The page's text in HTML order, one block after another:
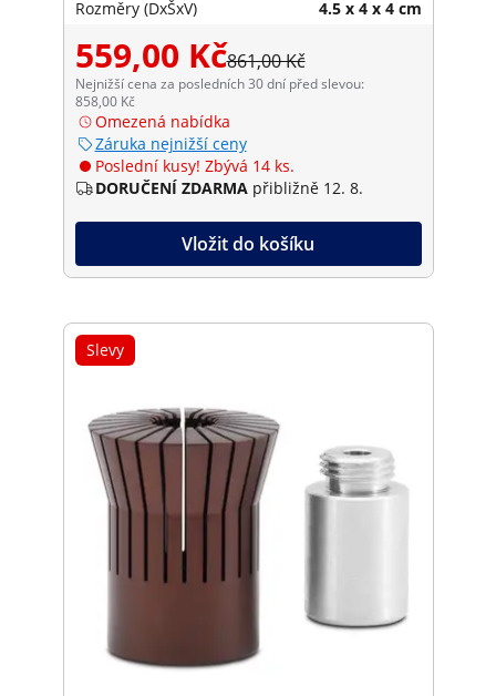
Rozměry (DxŠxV) 4.5 x 4 x 4 cm
559,00 Kč861,00 Kč
Nejnižší cena za posledních 30 dní před slevou:
858,00 Kč
Omezená nabídka
Záruka nejnižší ceny
Poslední kusy! Zbývá 14 ks.
DORUČENÍ ZDARMA přibližně 12. 8.
Vložit do košíku
Slevy